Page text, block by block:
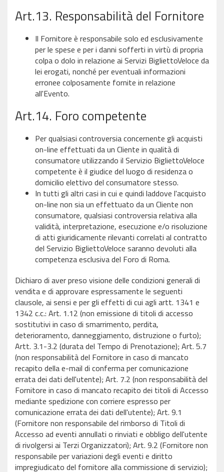
Art.13. Responsabilità del Fornitore
Il Fornitore è responsabile solo ed esclusivamente
per le spese e per i danni sofferti in virtù di propria
colpa o dolo in relazione ai Servizi BigliettoVeloce da
lei erogati, nonché per eventuali informazioni
erronee colposamente fornite in relazione
all'Evento.
Art.14. Foro competente
Per qualsiasi controversia concernente gli acquisti
on-line effettuati da un Cliente in qualità di
consumatore utilizzando il Servizio BigliettoVeloce
competente è il giudice del luogo di residenza o
domicilio elettivo del consumatore stesso.
In tutti gli altri casi in cui e quindi laddove l'acquisto
on-line non sia un effettuato da un Cliente non
consumatore, qualsiasi controversia relativa alla
validità, interpretazione, esecuzione e/o risoluzione
di atti giuridicamente rilevanti correlati al contratto
del Servizio BigliettoVeloce saranno devoluti alla
competenza esclusiva del Foro di Roma.
Dichiaro di aver preso visione delle condizioni generali di
vendita e di approvare espressamente le seguenti
clausole, ai sensi e per gli effetti di cui agli artt. 1341 e
1342 c.c.: Art. 1.12 (non emissione di titoli di accesso
sostitutivi in caso di smarrimento, perdita,
deterioramento, danneggiamento, distruzione o furto);
Artt. 3.1-3.2 (durata del Tempo di Prenotazione); Art. 5.7
(non responsabilità del Fornitore in caso di mancato
recapito della e-mail di conferma per comunicazione
errata dei dati dell'utente); Art. 7.2 (non responsabilità del
Fornitore in caso di mancato recapito dei titoli di Accesso
mediante spedizione con corriere espresso per
comunicazione errata dei dati dell'utente); Art. 9.1
(Fornitore non responsabile del rimborso di Titoli di
Accesso ad eventi annullati o rinviati e obbligo dell'utente
di rivolgersi ai Terzi Organizzatori); Art. 9.2 (Fornitore non
responsabile per variazioni degli eventi e diritto
impregiudicato del fornitore alla commissione di servizio);